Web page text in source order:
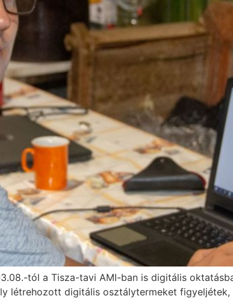
tól a Tisza-tavi AMI-ban is digitális
létrehozott digitális osztálytermeket